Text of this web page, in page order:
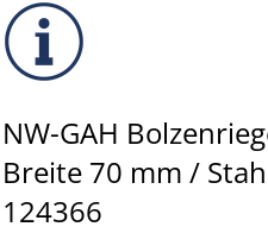
NW-GAH
Breite 70 mm /
124366